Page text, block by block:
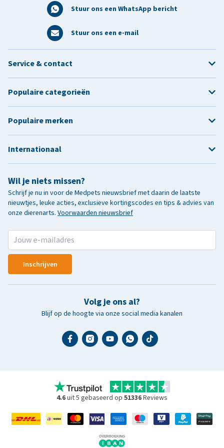
Stuur ons een WhatsApp bericht
Stuur ons een e-mail
Wil je niets missen?
Schrijf je nu in voor de Medpets nieuwsbrief met daarin de laatste
nieuwtjes, leuke acties, exclusieve kortingscodes en tips & advies van
onze dierenarts. Voorwaarden nieuwsbrief
Inschrijven
Volg je ons al?
Blijf op de hoogte via onze social media kanalen
Service & contact
Populaire categorieën
Populaire merken
Internationaal
4.6uit 5 gebaseerd op 51336Reviews